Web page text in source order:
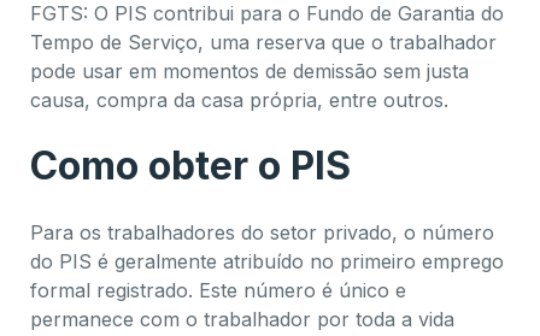
FGTS: O PIS contribui para o Fundo de Garantia do
Tempo de Serviço, uma reserva que o trabalhador
pode usar em momentos de demissão sem justa
causa, compra da casa própria, entre outros.
Como obter o PIS
Para os trabalhadores do setor privado, o número
do PIS é geralmente atribuído no primeiro emprego
formal registrado. Este número é único e
permanece com o trabalhador por toda a vida